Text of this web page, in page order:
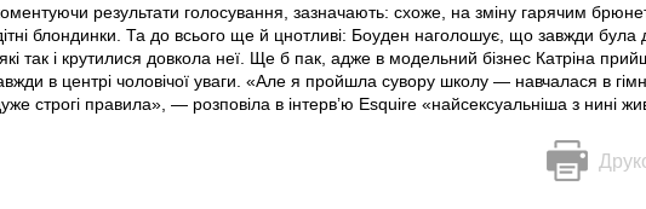
результати голосування, зазначають: схоже, на зміну гарячим
блондинки. Та до всього ще й цнотливі: Боуден наголошує, що завжди
так і крутилися довкола неї. Ще б пак, адже в модельний бізнес Катріна
в центрі чоловічої уваги. «Але я пройшла сувору школу — навчалася в
строгі правила», — розповіла в інтерв’ю Esquire «найсексуальніша з нині